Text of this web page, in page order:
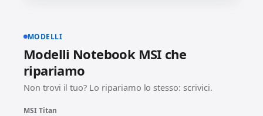
MODELLI
Modelli Notebook MSI che
ripariamo
Non trovi il tuo? Lo ripariamo lo stesso: scrivici.
MSI Titan